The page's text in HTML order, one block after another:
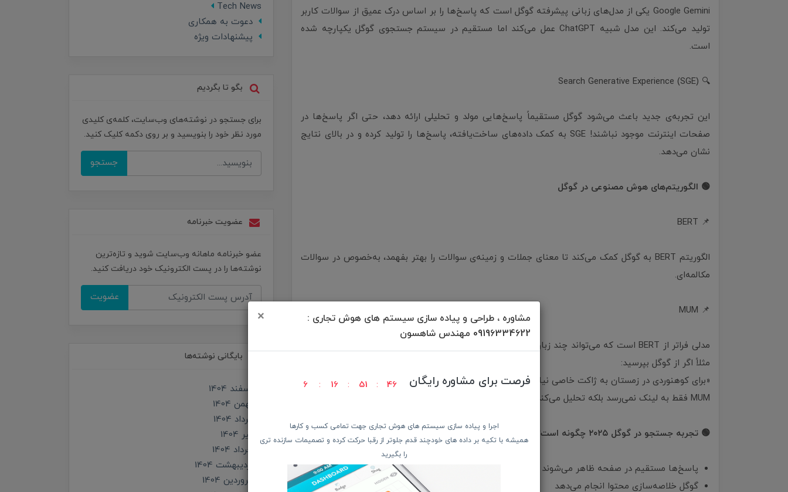
مشاوره ، طراحی و پیاده سازی سیستم های هوش تجاری :
09196334622 مهندس شاهسون
×
فرصت برای مشاوره رایگان 6 16 51 44
اجرا و پیاده سازی سیستم های هوش تجاری جهت تمامی کسب و کارها
همیشه با تکیه بر داده های خودچند قدم جلوتر از رقبا حرکت کرده و تصمیمات سازنده تری
را بگیرید
Google Gemini یکی از مدل‌های زبانی پیشرفته گوگل است که پاسخ‌ها را بر اساس درک عمیق از سوالات کاربر
تولید می‌کند. این مدل شبیه ChatGPT عمل می‌کند اما مستقیم در سیستم جستجوی گوگل یکپارچه شده
است.
🔍 Search Generative Experience (SGE)
این تجربه‌ی جدید باعث می‌شود گوگل مستقیماً پاسخ‌هایی مولد و تحلیلی ارائه دهد، حتی اگر پاسخ‌ها در
صفحات اینترنت موجود نباشند! SGE به کمک داده‌های ساخت‌یافته، پاسخ‌ها را تولید کرده و در بالای نتایج
نشان می‌دهد.
🟢 الگوریتم‌های هوش مصنوعی در گوگل
📌 BERT
الگوریتم BERT به گوگل کمک می‌کند تا معنای جملات و زمینه‌ی سوالات را بهتر بفهمد، به‌خصوص در سوالات
مکالمه‌ای.
📌 MUM
مدلی فراتر از BERT است که می‌تواند چند زبان، تصویر، ویدیو و حتی زبان‌های تخصصی را هم‌زمان تحلیل کند.
مثلاً اگر از گوگل بپرسید:
«برای کوهنوردی در زمستان به ژاکت خاصی نیاز دارم؟»،
MUM فقط به لینک نمی‌رسد بلکه تحلیل می‌کند و پیشنهاد می‌دهد.
🟢 تجربه جستجو در گوگل ۲۰۲۵ چگونه است؟
پاسخ‌ها مستقیم در صفحه ظاهر می‌شوند
گوگل خلاصه‌سازی محتوا انجام می‌دهد
Tech News
دعوت به همکاری
پیشنهادات ویژه
بگو تا بگردیم
برای جستجو در نوشته‌های وب‌سایت، کلمه‌ی کلیدی
مورد نظر خود را بنویسید و بر روی دکمه کلیک کنید.
جستجو
عضویت خبرنامه
عضو خبرنامه ماهانه وب‌سایت شوید و تازه‌ترین
نوشته‌ها را در پست الکترونیک خود دریافت کنید.
عضویت
بایگانی نوشته‌ها
اسفند 1404
بهمن 1404
مرداد 1404
تير 1404
خرداد 1404
ارديبهشت 1404
فروردین 1404